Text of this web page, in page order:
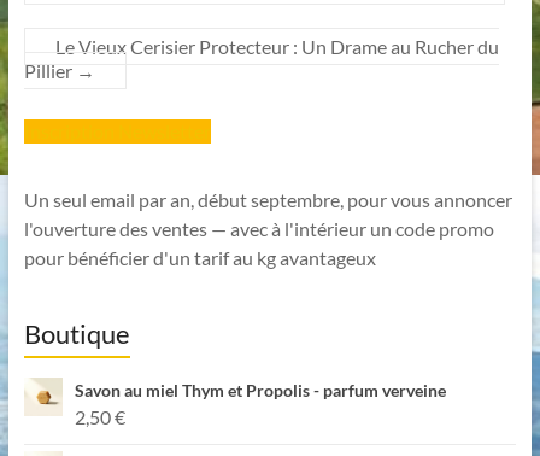
Le Vieux Cerisier Protecteur : Un Drame au Rucher du
Pillier →
Un seul email par an, début septembre, pour vous annoncer
l'ouverture des ventes — avec à l'intérieur un code promo
pour bénéficier d'un tarif au kg avantageux
Boutique
Savon au miel Thym et Propolis - parfum verveine
2,50€